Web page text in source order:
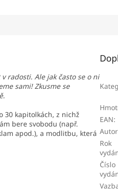
radosti. Ale jak často se o ni
sami! Zkusme se
30 kapitolkách, z nichž
bere svobodu (např.
apod.), a modlitbu, která
EAN:
Autor
Rok
Číslo